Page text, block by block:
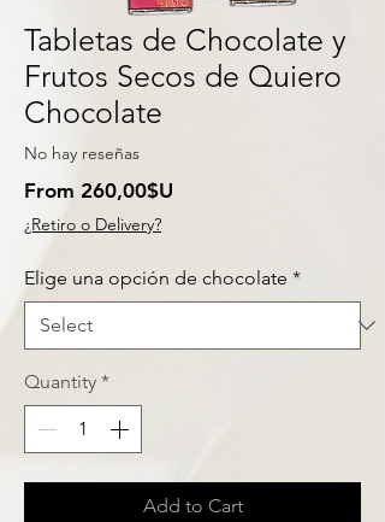
Tabletas de Chocolate y
Frutos Secos de Quiero
Chocolate
No hay reseñas
From 260,00$U
¿Retiro o Delivery?
Elige una opción de chocolate *
Quantity *
Add to Cart